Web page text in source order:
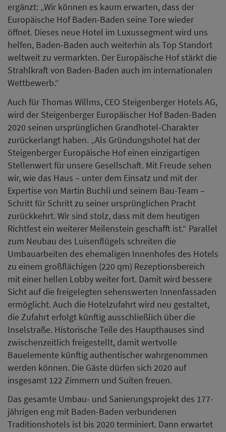
Steigenberger Europäische Hof einen einzigartigen
Stellenwert für unsere Gesellschaft. Mit Freude sehen
wir, wie das Haus – unter dem Einsatz und mit der
Expertise von Martin Buchli und seinem Bau-Team –
Schritt für Schritt zu seiner ursprünglichen Pracht
zurückkehrt. Wir sind stolz, dass mit dem heutigen
Richtfest ein weiterer Meilenstein geschafft ist.“ Parallel
zum Neubau des Luisenflügels schreiten die
Umbauarbeiten des ehemaligen Innenhofes des Hotels
zu einem großflächigen (220 qm) Rezeptionsbereich
mit einer hellen Lobby weiter fort. Damit wird bessere
Sicht auf die freigelegten sehenswerten Innenfassaden
ermöglicht. Auch die Hotelzufahrt wird neu gestaltet,
die Zufahrt erfolgt künftig ausschließlich über die
Inselstraße. Historische Teile des Haupthauses sind
zwischenzeitlich freigestellt, damit wertvolle
Bauelemente künftig authentischer wahrgenommen
werden können. Die Gäste dürfen sich 2020 auf
insgesamt 122 Zimmern und Suiten freuen.
Das gesamte Umbau- und Sanierungsprojekt des 177-
jährigen eng mit Baden-Baden verbundenen
Traditionshotels ist bis 2020 terminiert. Dann erwartet
die Kurstadt ein international renommiertes Luxus-
Hotel, das Tradition und Moderne auf höchstem Niveau
verbindet. Es entsteht ein Luxus-Hotel mit insgesamt
122 Zimmern und Suiten, einer Restaurantfläche von
rund 270 qm, einem Barbereich von knapp 150 qm und
einem großzügigen Spa-Bereich, der höchsten
internationalen Standards entspricht.
Tagungskapazitäten stehen auf 300 Quadartmetern zur
Verfügung. Martin Buchli aus Chur/Schweiz ist seit
mehr als 20 Jahren im internationalen
Hotelimmobilien-Geschäft tätig und ist alleiniger